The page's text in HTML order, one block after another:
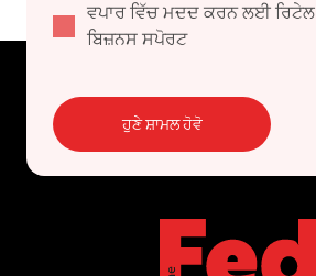
ਵਪਾਰ ਵਿੱਚ ਮਦਦ ਕਰਨ ਲਈ
ਬਿਜ਼ਨਸ ਸਪੋਰਟ
ਹੁਣੇ ਸ਼ਾਮਲ ਹੋਵੋ